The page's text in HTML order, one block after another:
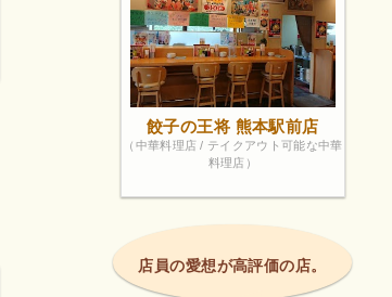
餃子の王将 熊本駅前店
（中華料理店 / テイクアウト可能な中華
料理店）
店員の愛想が高評価の店。